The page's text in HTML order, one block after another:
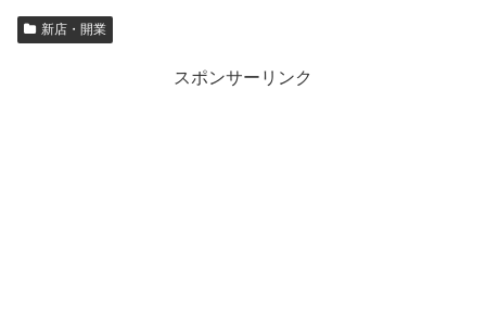
新店・開業
スポンサーリンク